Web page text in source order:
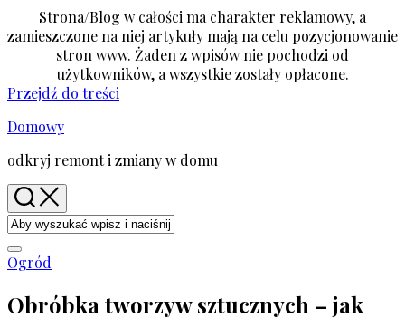
Strona/Blog w całości ma charakter reklamowy, a
zamieszczone na niej artykuły mają na celu pozycjonowanie
stron www. Żaden z wpisów nie pochodzi od
użytkowników, a wszystkie zostały opłacone.
Przejdź do treści
Domowy
odkryj remont i zmiany w domu
Ogród
Obróbka tworzyw sztucznych – jak